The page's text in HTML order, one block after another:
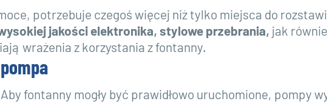
potrzebuje czegoś więcej niż tylko miejsca do
jakości elektronika, stylowe przebrania, jak
wrażenia z korzystania z fontanny.
pompa
Aby fontanny mogły być prawidłowo uruchomione, pompy